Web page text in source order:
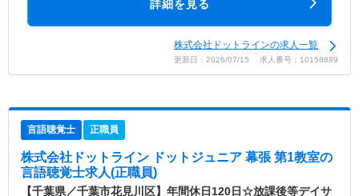
詳細を見る
株式会社ドットラインの求人一覧
更新日：2026/07/15 求人番号：10158889
言語聴覚士 正職員
株式会社ドットライン ドットジュニア 幕張 第1教室の
言語聴覚士求人(正職員)
【千葉県／千葉市花見川区】年間休日120日☆放課後等デイサ